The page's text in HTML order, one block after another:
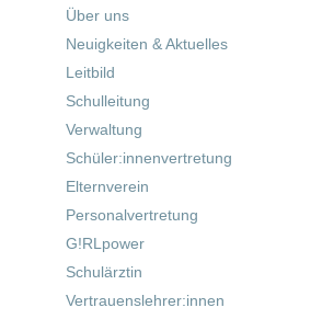
Über uns
Neuigkeiten & Aktuelles
Leitbild
Schulleitung
Verwaltung
Schüler:innenvertretung
Elternverein
Personalvertretung
G!RLpower
Schulärztin
Vertrauenslehrer:innen